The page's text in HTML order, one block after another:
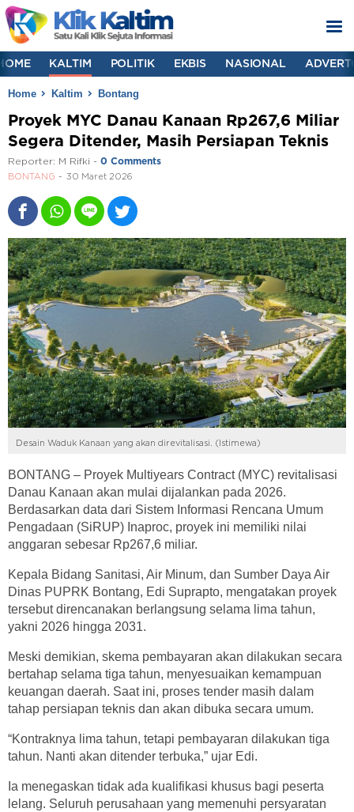
KALTIM POLITIK EKBIS NASIONAL
Home Kaltim Bontang
Proyek MYC Danau Kanaan Rp267,6 Miliar
Segera Ditender, Masih Persiapan Teknis
Reporter: M Rifki - 0 Comments
BONTANG 30 Maret 2026
Desain Waduk Kanaan yang akan direvitalisasi. (Istimewa)
BONTANG – Proyek Multiyears Contract (MYC) revitalisasi
Danau Kanaan akan mulai dijalankan pada 2026.
Berdasarkan data dari Sistem Informasi Rencana Umum
Pengadaan (SiRUP) Inaproc, proyek ini memiliki nilai
anggaran sebesar Rp267,6 miliar.
Kepala Bidang Sanitasi, Air Minum, dan Sumber Daya Air
Dinas PUPRK Bontang, Edi Suprapto, mengatakan proyek
tersebut direncanakan berlangsung selama lima tahun,
yakni 2026 hingga 2031.
Meski demikian, skema pembayaran akan dilakukan secara
bertahap selama tiga tahun, menyesuaikan kemampuan
keuangan daerah. Saat ini, proses tender masih dalam
tahap persiapan teknis dan akan dibuka secara umum.
“Kontraknya lima tahun, tetapi pembayaran dilakukan tiga
tahun. Nanti akan ditender terbuka,” ujar Edi.
Ia menegaskan tidak ada kualifikasi khusus bagi peserta
lelang. Seluruh perusahaan yang memenuhi persyaratan